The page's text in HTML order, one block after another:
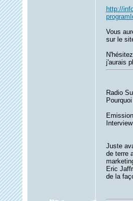
http://
Vous
sur le
j'aurais
Radio
Juste
de terre
Eric
de la